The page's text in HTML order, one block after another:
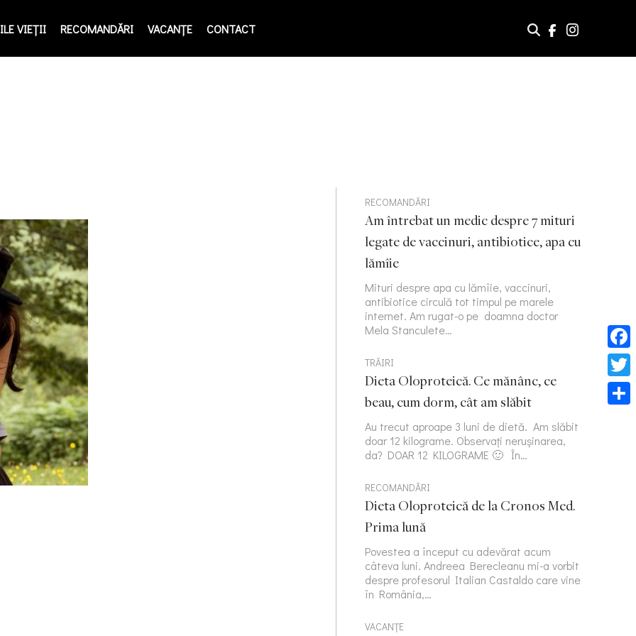
VIEŢII RECOMANDĂRI VACANȚE CONTACT
RECOMANDĂRI
Am întrebat un medic despre 7 mituri
legate de vaccinuri, antibiotice, apa cu
lămîie
Mituri despre apa cu lămîie, vaccinuri,
antibiotice circulă tot timpul pe marele
internet. Am rugat-o pe doamna doctor
Mela Stanculete…
TRĂIRI
Dieta Oloproteică. Ce mănânc, ce
beau, cum dorm, cât am slăbit
Au trecut aproape 3 luni de dietă. Am slăbit
doar 12 kilograme. Observați nerușinarea,
da? DOAR 12 KILOGRAME 🙂 În…
RECOMANDĂRI
Dieta Oloproteică de la Cronos Med.
Prima lună
Povestea a început cu adevărat acum
câteva luni. Andreea Berecleanu mi-a vorbit
despre profesorul Italian Castaldo care vine
în România,…
VACANȚE